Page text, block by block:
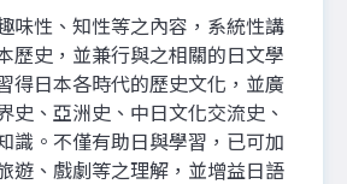
味性、知性等之內容，系統性講
歷史，並兼行與之相關的日文學
得日本各時代的歷史文化，並廣
史、亞洲史、中日文化交流史、
識。不僅有助日與學習，已可加
遊、戲劇等之理解，並增益日語